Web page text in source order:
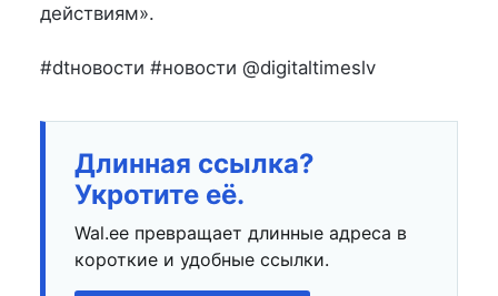
действиям».
#dtновости #новости @digitaltimeslv
Длинная ссылка?
Укротите её.
Wal.ee превращает длинные адреса в
короткие и удобные ссылки.